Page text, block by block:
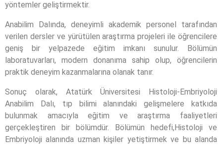
yöntemler geliştirmektir.
Anabilim Dalında, deneyimli akademik personel tarafından
verilen dersler ve yürütülen araştırma projeleri ile öğrencilere
geniş bir yelpazede eğitim imkanı sunulur. Bölümün
laboratuvarları, modern donanıma sahip olup, öğrencilerin
praktik deneyim kazanmalarına olanak tanır.
Sonuç olarak, Atatürk Üniversitesi Histoloji-Embriyoloji
Anabilim Dalı, tıp bilimi alanındaki gelişmelere katkıda
bulunmak amacıyla eğitim ve araştırma faaliyetleri
gerçekleştiren bir bölümdür. Bölümün hedefi,Histoloji ve
Embriyoloji alanında uzman kişiler yetiştirmek ve bu alanda